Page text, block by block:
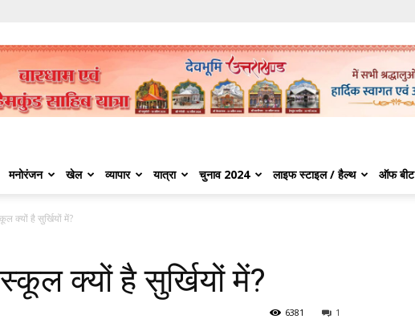
मनोरंजन खेल व्यापार यात्रा चुनाव 2024 लाइफ स्टाइल / हैल्थ ऑफ बीट
क्यों है सुर्खियों में?
स्कूल क्यों है सुर्खियों में?
1
6381